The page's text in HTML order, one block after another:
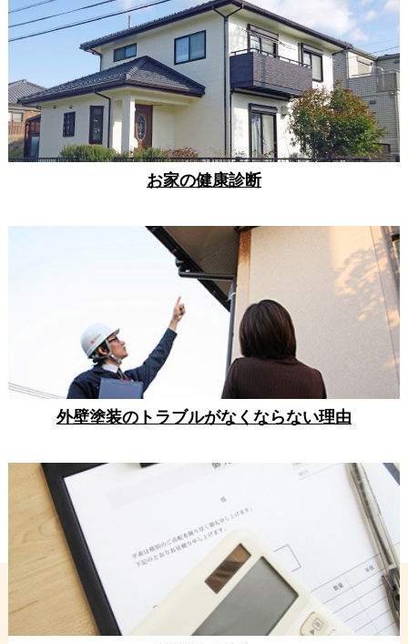
お家の健康診断
外壁塗装のトラブルがなくならない理由